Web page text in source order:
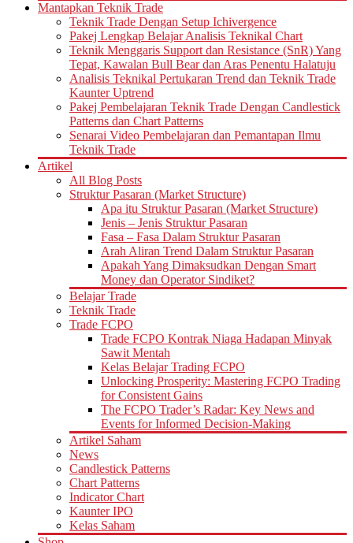
Mantapkan Teknik Trade
Teknik Trade Dengan Setup Ichivergence
Pakej Lengkap Belajar Analisis Teknikal Chart
Teknik Menggaris Support dan Resistance (SnR) Yang
Tepat, Kawalan Bull Bear dan Aras Penentu Halatuju
Analisis Teknikal Pertukaran Trend dan Teknik Trade
Kaunter Uptrend
Pakej Pembelajaran Teknik Trade Dengan Candlestick
Patterns dan Chart Patterns
Senarai Video Pembelajaran dan Pemantapan Ilmu
Teknik Trade
Artikel
All Blog Posts
Struktur Pasaran (Market Structure)
Apa itu Struktur Pasaran (Market Structure)
Jenis – Jenis Struktur Pasaran
Fasa – Fasa Dalam Struktur Pasaran
Arah Aliran Trend Dalam Struktur Pasaran
Apakah Yang Dimaksudkan Dengan Smart
Money dan Operator Sindiket?
Belajar Trade
Teknik Trade
Trade FCPO
Trade FCPO Kontrak Niaga Hadapan Minyak
Sawit Mentah
Kelas Belajar Trading FCPO
Unlocking Prosperity: Mastering FCPO Trading
for Consistent Gains
The FCPO Trader’s Radar: Key News and
Events for Informed Decision-Making
Artikel Saham
News
Candlestick Patterns
Chart Patterns
Indicator Chart
Kaunter IPO
Kelas Saham